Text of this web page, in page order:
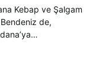
Kebap ve Şalgam
de,